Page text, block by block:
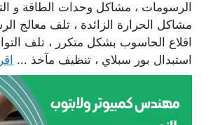
الرسومات ، مشاكل وحدات الطاقة و
مشاكل الحرارة الزائدة ، تلف معالج
اقلاع الحاسوب بشكل متكرر ، تلف
استبدال بور سبلاي ، تنظيف مآخذ ...